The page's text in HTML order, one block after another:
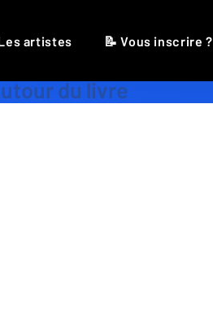
artistes 📝 Vous inscrire ?
du livre